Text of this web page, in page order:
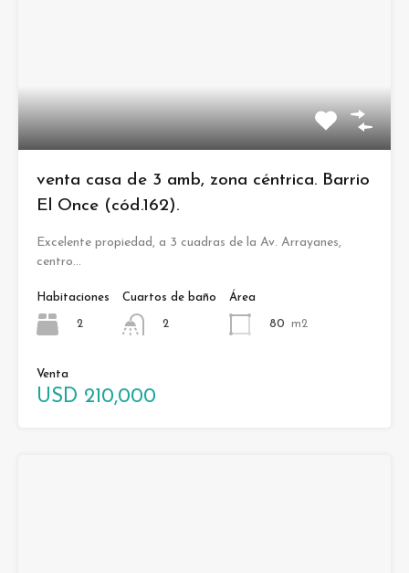
venta casa de 3 amb, zona céntrica. Barrio
El Once (cód.162).
Excelente propiedad, a 3 cuadras de la Av. Arrayanes,
centro…
Habitaciones
2
Cuartos de baño
2
Área
80 m2
Venta
USD 210,000